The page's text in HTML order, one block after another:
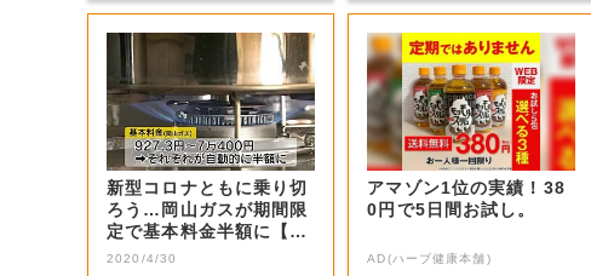
新型コロナともに乗り切
ろう…岡山ガスが期間限
定で基本料金半額に【岡
山・岡山市】
2020/4/30
アマゾン1位の実績！38
0円で5日間お試し。
AD(ハーブ健康本舗)